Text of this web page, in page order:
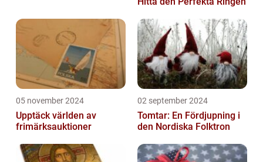
05 november 2024
Upptäck världen av
frimärksauktioner
02 september 2024
Tomtar: En Fördjupning i
den Nordiska Folktron